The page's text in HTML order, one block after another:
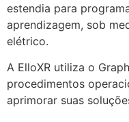
estendia para
aprendizagem, sob
elétrico.
A ElloXR utiliza o
procedimentos
aprimorar suas